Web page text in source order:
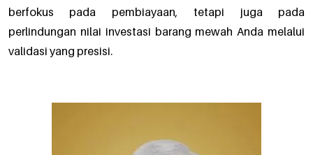
berfokus pada pembiayaan, tetapi juga pada
perlindungan nilai investasi barang mewah Anda melalui
validasi yang presisi.